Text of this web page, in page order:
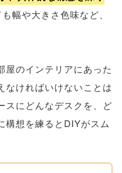
幅や大きさ色味など、
屋のインテリアにあった
なければいけないことは
スにどんなデスクを、ど
構想を練るとDIYがスム